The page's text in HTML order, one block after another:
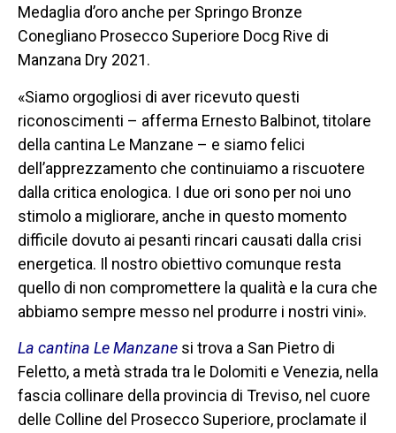
Medaglia d’oro anche per Springo Bronze
Conegliano Prosecco Superiore Docg Rive di
Manzana Dry 2021.
«Siamo orgogliosi di aver ricevuto questi
riconoscimenti – afferma Ernesto Balbinot, titolare
della cantina Le Manzane – e siamo felici
dell’apprezzamento che continuiamo a riscuotere
dalla critica enologica. I due ori sono per noi uno
stimolo a migliorare, anche in questo momento
difficile dovuto ai pesanti rincari causati dalla crisi
energetica. Il nostro obiettivo comunque resta
quello di non compromettere la qualità e la cura che
abbiamo sempre messo nel produrre i nostri vini».
La cantina Le Manzane si trova a San Pietro di
Feletto, a metà strada tra le Dolomiti e Venezia, nella
fascia collinare della provincia di Treviso, nel cuore
delle Colline del Prosecco Superiore, proclamate il